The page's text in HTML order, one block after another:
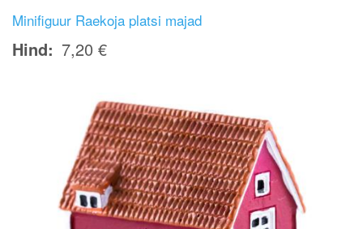
Minifiguur Raekoja platsi majad
Hind 7,20 €